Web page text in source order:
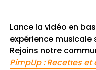
Lance la vidéo en
expérience
Rejoins notre
PimpUp : Recettes